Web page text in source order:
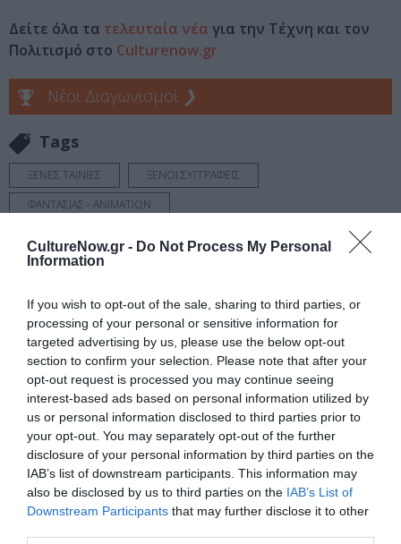
CultureNow.gr - Do Not Process My Personal
Information
If you wish to opt-out of the sale, sharing to third parties, or
processing of your personal or sensitive information for
targeted advertising by us, please use the below opt-out
section to confirm your selection. Please note that after your
opt-out request is processed you may continue seeing
interest-based ads based on personal information utilized by
us or personal information disclosed to third parties prior to
your opt-out. You may separately opt-out of the further
disclosure of your personal information by third parties on the
IAB’s list of downstream participants. This information may
also be disclosed by us to third parties on the IAB’s List of
Downstream Participants that may further disclose it to other
Δείτε όλα τα τελευταία νέα για την Τέχνη και τον
Πολιτισμό στο Culturenow.gr
Νέοι Διαγωνισμοί ❯
Tags
ΞΕΝΕΣ ΤΑΙΝΙΕΣ
ΞΕΝΟΙ ΣΥΓΓΡΑΦΕΙΣ
ΦΑΝΤΑΣΙΑΣ - ANIMATION
Newsletter
την Τέχνη και τον Πολιτισμό!
Ακολουθήστε το Culturenow.gr
Σχετικά Άρθρα